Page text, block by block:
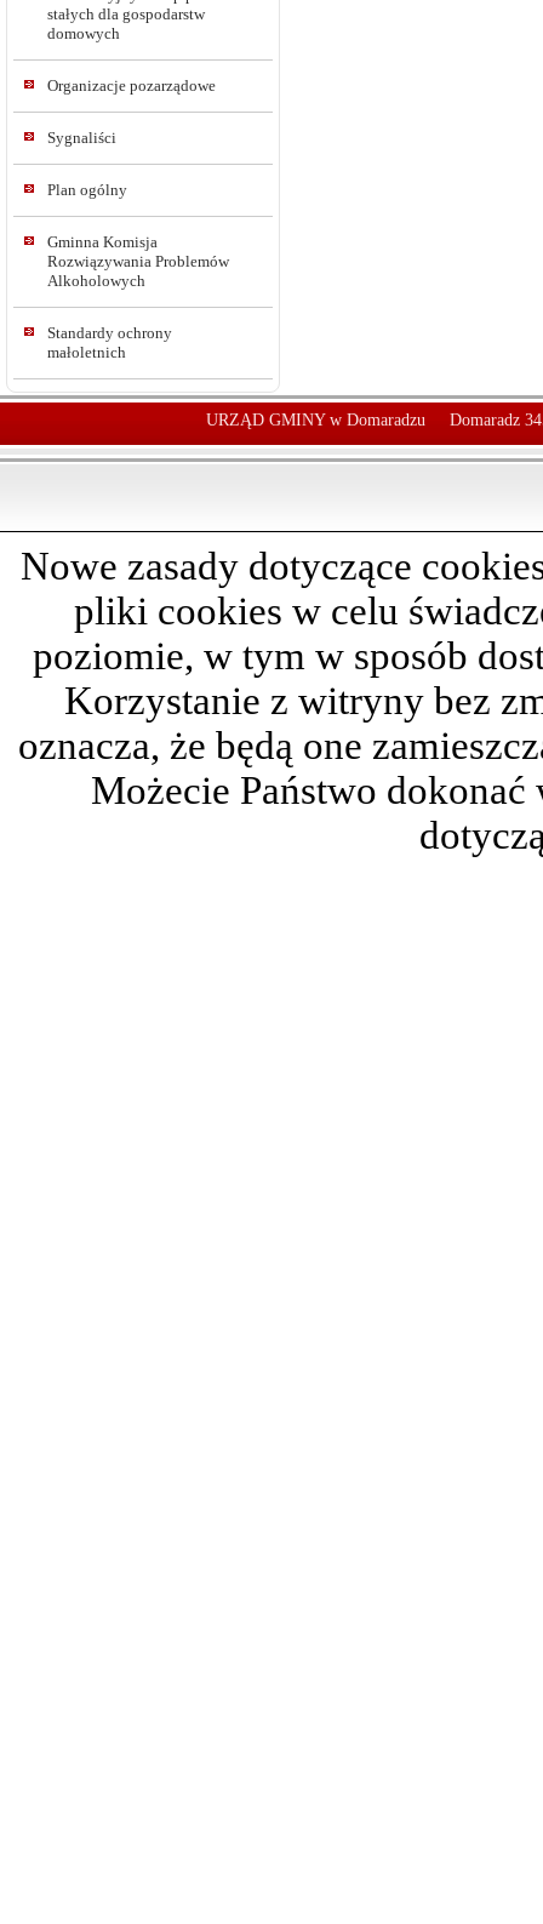
stałych dla gospodarstw
domowych
Organizacje pozarządowe
Sygnaliści
Plan ogólny
Gminna Komisja
Rozwiązywania Problemów
Alkoholowych
Standardy ochrony
małoletnich
URZĄD GMINY w Domaradzu Domaradz
Nowe zasady dotyczące
pliki cookies w celu
poziomie, w tym w sposób
Korzystanie z witryny bez
oznacza, że będą one
Możecie Państwo